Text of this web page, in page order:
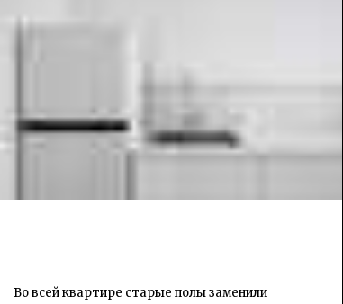
Во всей квартире старые полы заменили